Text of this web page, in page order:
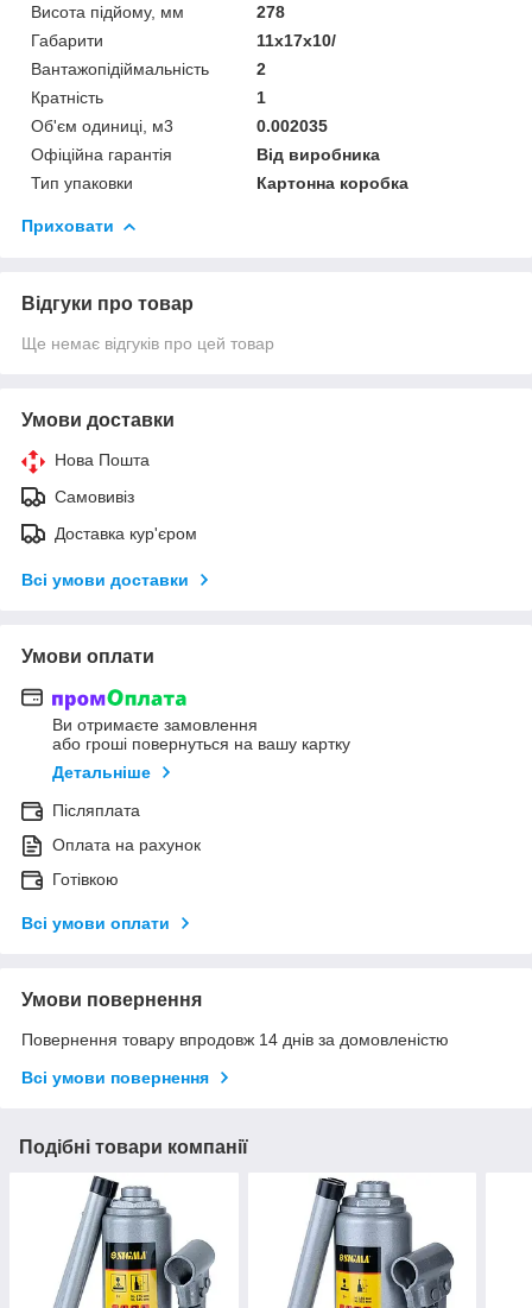
Висота підйому, мм
278
Габарити
11x17x10/
Вантажопідіймальність
2
Кратність
1
Об'єм одиниці, м3
0.002035
Офіційна гарантія
Від виробника
Тип упаковки
Картонна коробка
Приховати
Відгуки про товар
Ще немає відгуків про цей товар
Умови доставки
Нова Пошта
Самовивіз
Доставка кур'єром
Всі умови доставки
Умови оплати
Ви отримаєте замовлення
або гроші повернуться на вашу картку
Детальніше
Післяплата
Оплата на рахунок
Готівкою
Всі умови оплати
Умови повернення
Повернення товару впродовж 14 днів за домовленістю
Всі умови повернення
Подібні товари компанії